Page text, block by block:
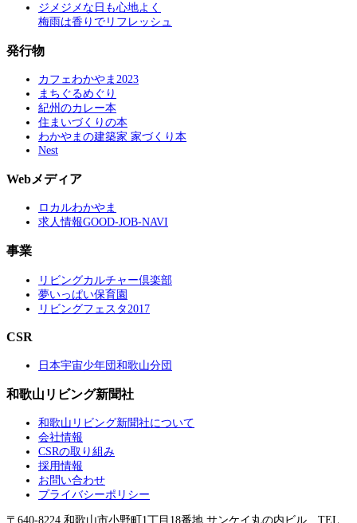
ジメジメな日も心地よく
梅雨は香りでリフレッシュ
発行物
カフェわかやま2023
まちぐるめぐり
紀州のカレー本
住まいづくりの本
わかやまの建築家 家づくり本
Nest
Webメディア
ロカルわかやま
求人情報GOOD-JOB-NAVI
事業
リビングカルチャー倶楽部
夢いっぱい保育園
リビングフェスタ2017
CSR
日本宇宙少年団和歌山分団
和歌山リビング新聞社
和歌山リビング新聞社について
会社情報
CSRの取り組み
採用情報
お問い合わせ
プライバシーポリシー
〒640-8224 和歌山市小野町1丁目18番地 サンケイ丸の内ビル TEL